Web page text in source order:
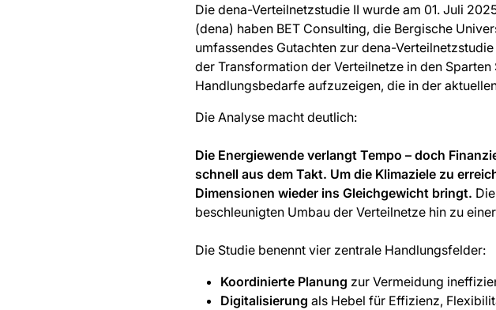
Die dena-Verteilnetzstudie II wurde am 01. Juli
(dena) haben BET Consulting, die Bergische
umfassendes Gutachten zur dena-
der Transformation der Verteilnetze in den
Handlungsbedarfe aufzuzeigen, die in der
Die Analyse macht deutlich:
Die Energiewende verlangt Tempo – doch
schnell aus dem Takt. Um die Klimaziele zu
Dimensionen wieder ins Gleichgewicht bringt.
beschleunigten Umbau der Verteilnetze hin zu
Die Studie benennt vier zentrale Handlungsfelder:
Koordinierte Planung zur Vermeidung
Digitalisierung als Hebel für Effizienz,